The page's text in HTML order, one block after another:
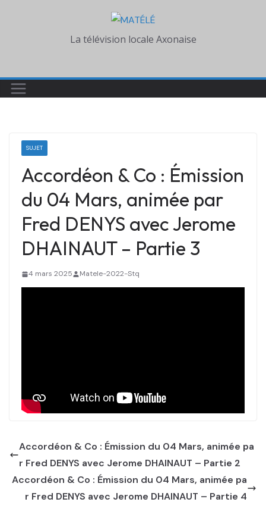
La télévision locale Axonaise
SUJET
Accordéon & Co : Émission
du 04 Mars, animée par
Fred DENYS avec Jerome
DHAINAUT – Partie 3
4 mars 2025 Matele-2022-Stq
Accordéon & Co : Émission du 04 Mars, animée pa
r Fred DENYS avec Jerome DHAINAUT – Partie 2
Accordéon & Co : Émission du 04 Mars, animée pa
r Fred DENYS avec Jerome DHAINAUT – Partie 4